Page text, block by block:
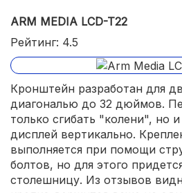
ARM MEDIA LCD-T22
Рейтинг: 4.5
Кронштейн разработан для
диагональю до 32 дюймов.
только сгибать "колени", но
дисплей вертикально.
выполняется при помощи
болтов, но для этого
столешницу. Из отзывов